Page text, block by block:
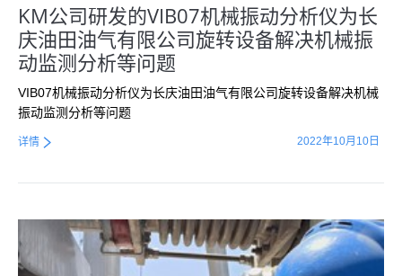
KM公司研发的VIB07机械振动分析仪为长
庆油田油气有限公司旋转设备解决机械振
动监测分析等问题
VIB07机械振动分析仪为长庆油田油气有限公司旋转设备解决机械
振动监测分析等问题
2022年10月10日
详情